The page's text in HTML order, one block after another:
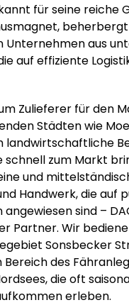
für seine reiche
Unternehmen aus
auf effiziente
Zulieferer für den
Städten wie
landwirtschaftliche
schnell zum Markt
und
Handwerk, die auf
angewiesen sind –
Partner. Wir
Sonsbecker
Bereich des
die oft
erleben.